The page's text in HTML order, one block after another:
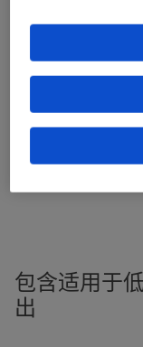
包含适用于
出